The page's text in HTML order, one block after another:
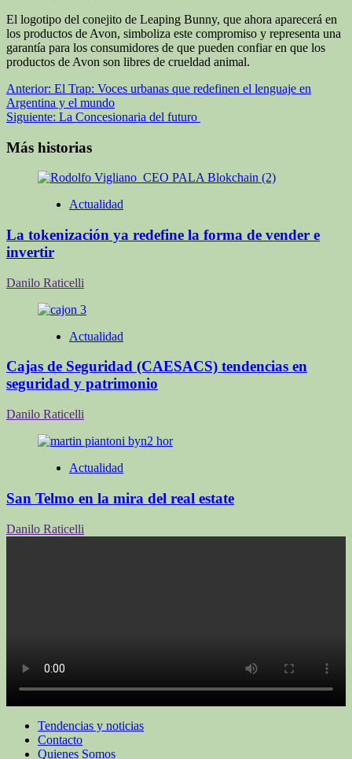
El logotipo del conejito de Leaping Bunny, que ahora aparecerá en
los productos de Avon, simboliza este compromiso y representa una
garantía para los consumidores de que pueden confiar en que los
productos de Avon son libres de crueldad animal.
Navegación
de
Anterior: El Trap: Voces urbanas que redefinen el lenguaje en
Argentina y el mundo
Siguiente: La Concesionaria del futuro
Más historias
Actualidad
La tokenización ya redefine la forma de vender e
invertir
Danilo Raticelli
Actualidad
Cajas de Seguridad (CAESACS) tendencias en
seguridad y patrimonio
Danilo Raticelli
Actualidad
San Telmo en la mira del real estate
Danilo Raticelli
Tendencias y noticias
Contacto
Quienes Somos